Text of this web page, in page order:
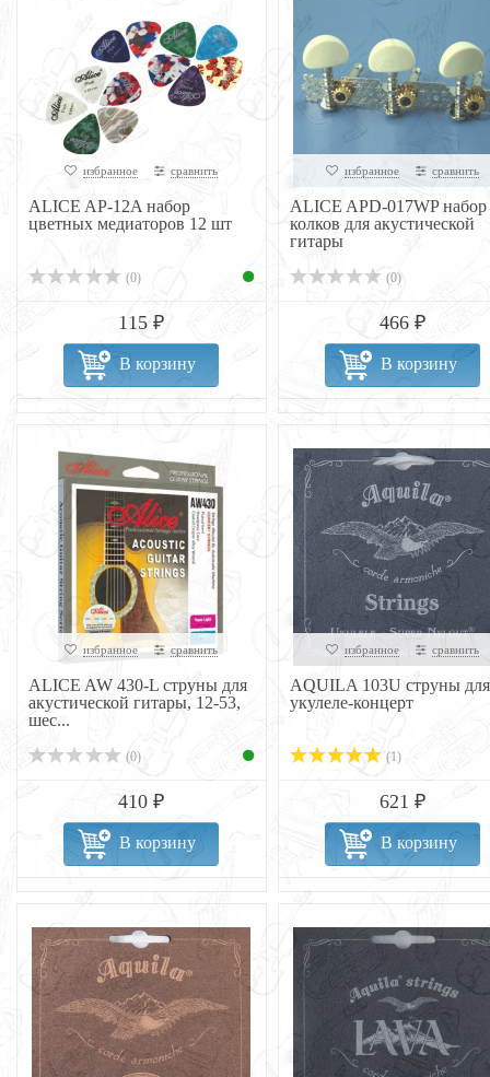
избранное сравнить
ALICE AP-12A набор
цветных медиаторов 12 шт
(0)
115 ₽
В корзину
избранное сравнить
ALICE APD-017WP набор
колков для акустической
гитары
(0)
466 ₽
В корзину
избранное сравнить
ALICE AW 430-L струны для
акустической гитары, 12-53,
шес...
(0)
410 ₽
В корзину
избранное сравнить
AQUILA 103U струны для
укулеле-концерт
(1)
621 ₽
В корзину